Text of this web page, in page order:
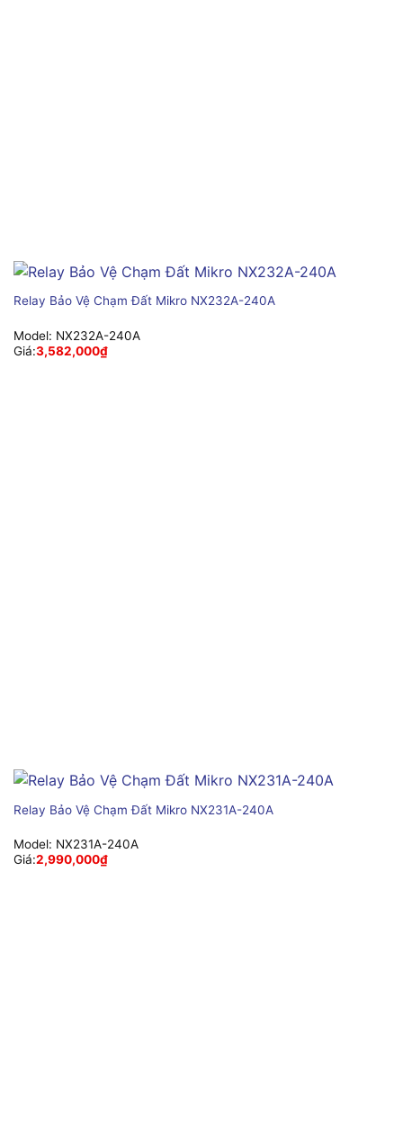
Relay Bảo Vệ Chạm Đất Mikro NX232A-240A
Model: NX232A-240A
Giá:3,582,000₫
Relay Bảo Vệ Chạm Đất Mikro NX231A-240A
Model: NX231A-240A
Giá:2,990,000₫